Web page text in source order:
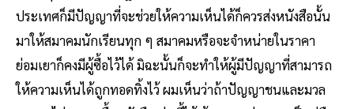
ประเทศก็มีปัญญาที่จะช่วยให้ความเห็นได้ก็ควรส่งหนังสือนั้น
มาให้สมาคมนักเรียนทุก ๆ สมาคมหรือจะจําหน่ายในราคา
ย่อมเยาก็คงมีผู้ซื้อไว้ได้ มิฉะนั้นก็จะทําให้ผู้มีปัญญาที่สามารถ
ให้ความเห็นได้ถูกทอดทิ้งไว้ ผมเห็นว่าถ้าปัญญาชนและมวล